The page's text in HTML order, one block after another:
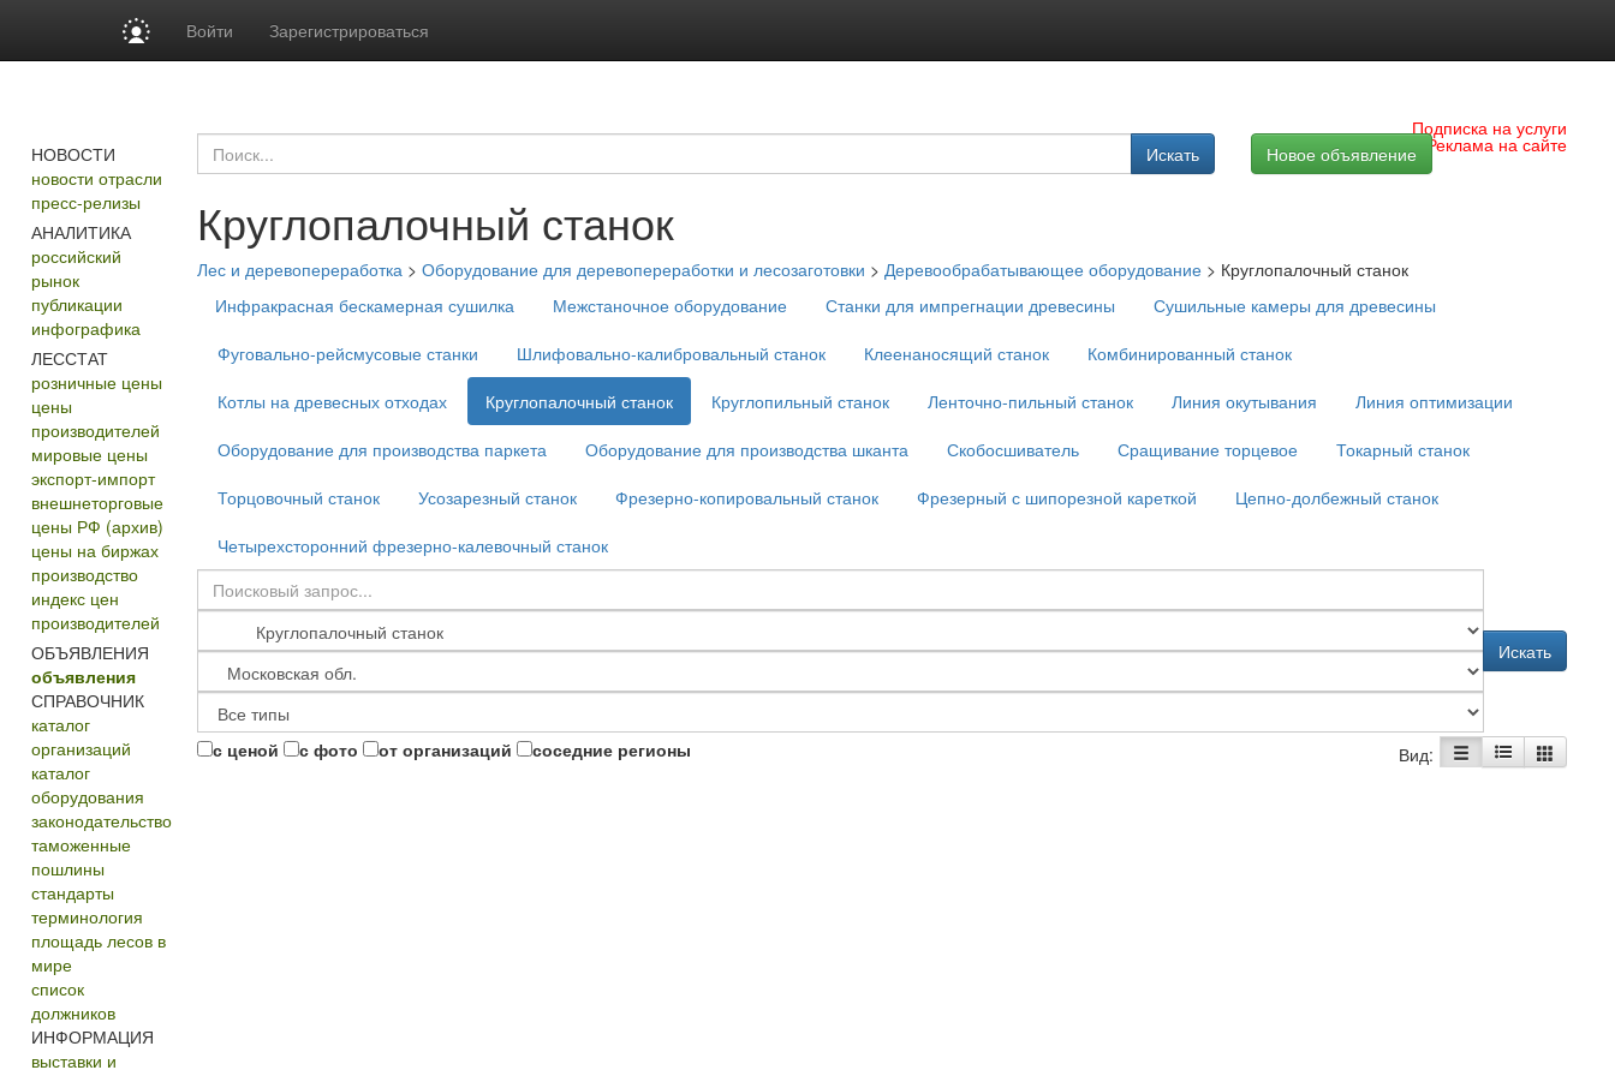
Войти Зарегистрироваться
НОВОСТИ
новости отрасли
пресс-релизы
АНАЛИТИКА
российский
рынок
публикации
инфографика
ЛЕССТАТ
розничные цены
цены
производителей
мировые цены
экспорт-импорт
внешнеторговые
цены РФ (архив)
цены на биржах
производство
индекс цен
производителей
ОБЪЯВЛЕНИЯ
объявления
СПРАВОЧНИК
каталог
организаций
каталог
оборудования
законодательство
таможенные
пошлины
стандарты
терминология
площадь лесов в
мире
список
должников
ИНФОРМАЦИЯ
выставки и
Подписка на услуги
Реклама на сайте
Искать Новое объявление
Круглопалочный станок
Лес и деревопереработка> Оборудование для деревопереработки и лесозаготовки > Деревообрабатывающее оборудование> Круглопалочный станок
Инфракрасная бескамерная сушилка
Межстаночное оборудование Станки для импрегнации древесины
Сушильные камеры для древесины
Фуговально-рейсмусовые станки
Шлифовально-калибровальный станок Клеенаносящий станок
Комбинированный станок
Котлы на древесных отходах
Круглопалочный станок Круглопильный станок Ленточно-пильный станок Линия окутывания
Линия оптимизации
Оборудование для производства паркета
Оборудование для производства шканта Скобосшиватель Сращивание торцевое
Токарный станок
Торцовочный станок
Усозарезный станок Фрезерно-копировальный станок Фрезерный с шипорезной кареткой
Цепно-долбежный станок
Четырехсторонний фрезерно-калевочный станок
Искать
с ценой с фото от организаций соседние регионы Вид: